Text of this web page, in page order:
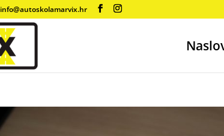
info@autoskolamarvix.hr